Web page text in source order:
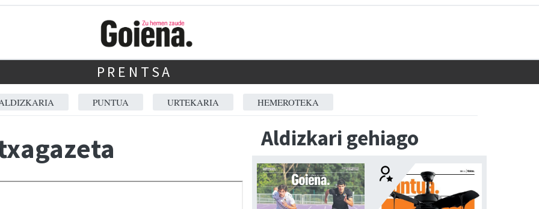
PRENTSA
PUNTUA URTEKARIA HEMEROTEKA
Aldizkari gehiago